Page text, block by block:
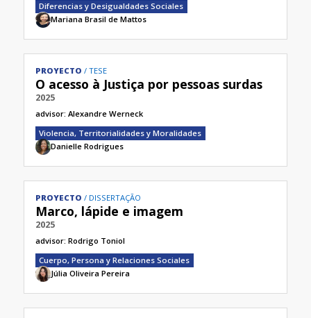
Diferencias y Desigualdades Sociales
Mariana Brasil de Mattos
PROYECTO TESE
O acesso à Justiça por pessoas surdas
2025
advisor: Alexandre Werneck
Violencia, Territorialidades y Moralidades
Danielle Rodrigues
PROYECTO DISSERTAÇÃO
Marco, lápide e imagem
2025
advisor: Rodrigo Toniol
Cuerpo, Persona y Relaciones Sociales
Júlia Oliveira Pereira